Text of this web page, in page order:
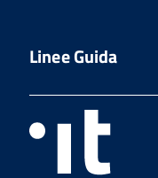
Linee Guida